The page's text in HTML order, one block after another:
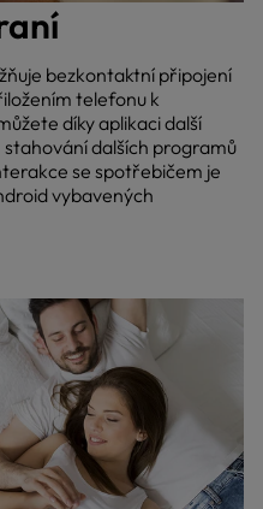
bezkontaktní připojení
telefonu k
díky aplikaci další
dalších programů
se spotřebičem je
vybavených